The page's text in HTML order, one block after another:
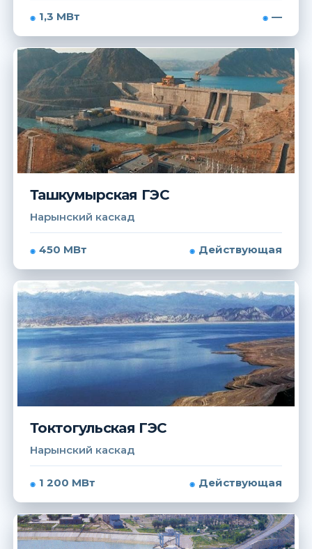
1,3 МВт —
Ташкумырская ГЭС
Нарынский каскад
450 МВт Действующая
Токтогульская ГЭС
Нарынский каскад
1 200 МВт Действующая